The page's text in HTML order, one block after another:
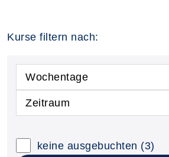
Kurse filtern nach:
Wochentage
Zeitraum
keine ausgebuchten (3)